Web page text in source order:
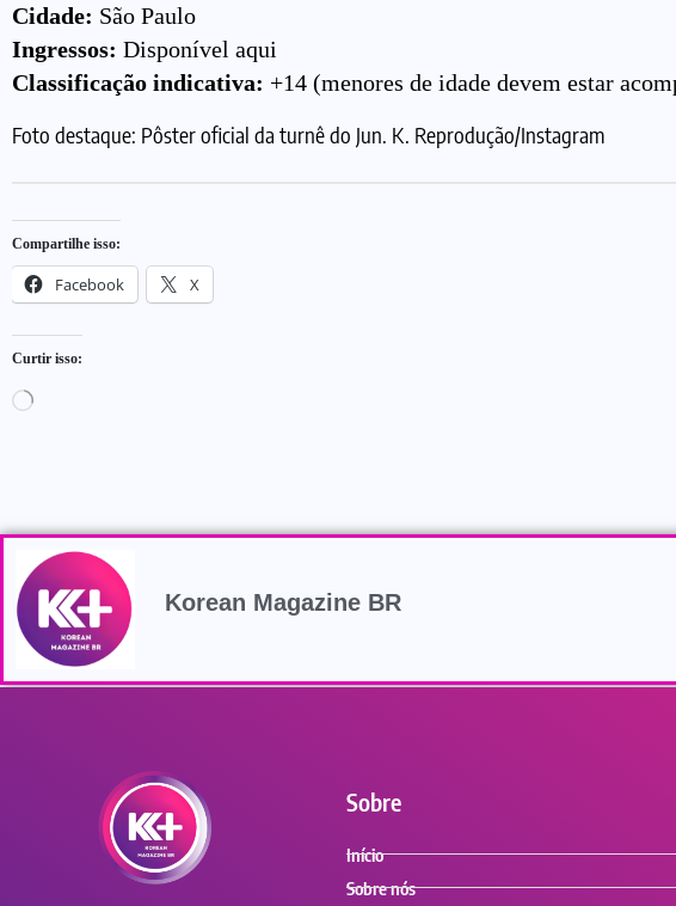
Cidade: São Paulo
Ingressos: Disponível aqui
Classificação indicativa: +14 (menores de idade devem estar
Foto destaque: Pôster oficial da turnê do Jun. K. Reprodução/Instagram
Compartilhe isso:
Facebook X
Curtir isso:
Korean Magazine BR
Sobre
Início
Sobre nós